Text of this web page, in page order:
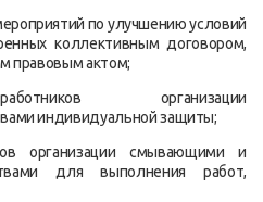
по улучшению условий
коллективным договором,
правовым актом;
организации
индивидуальной защиты;
организации смывающими и
для выполнения работ,